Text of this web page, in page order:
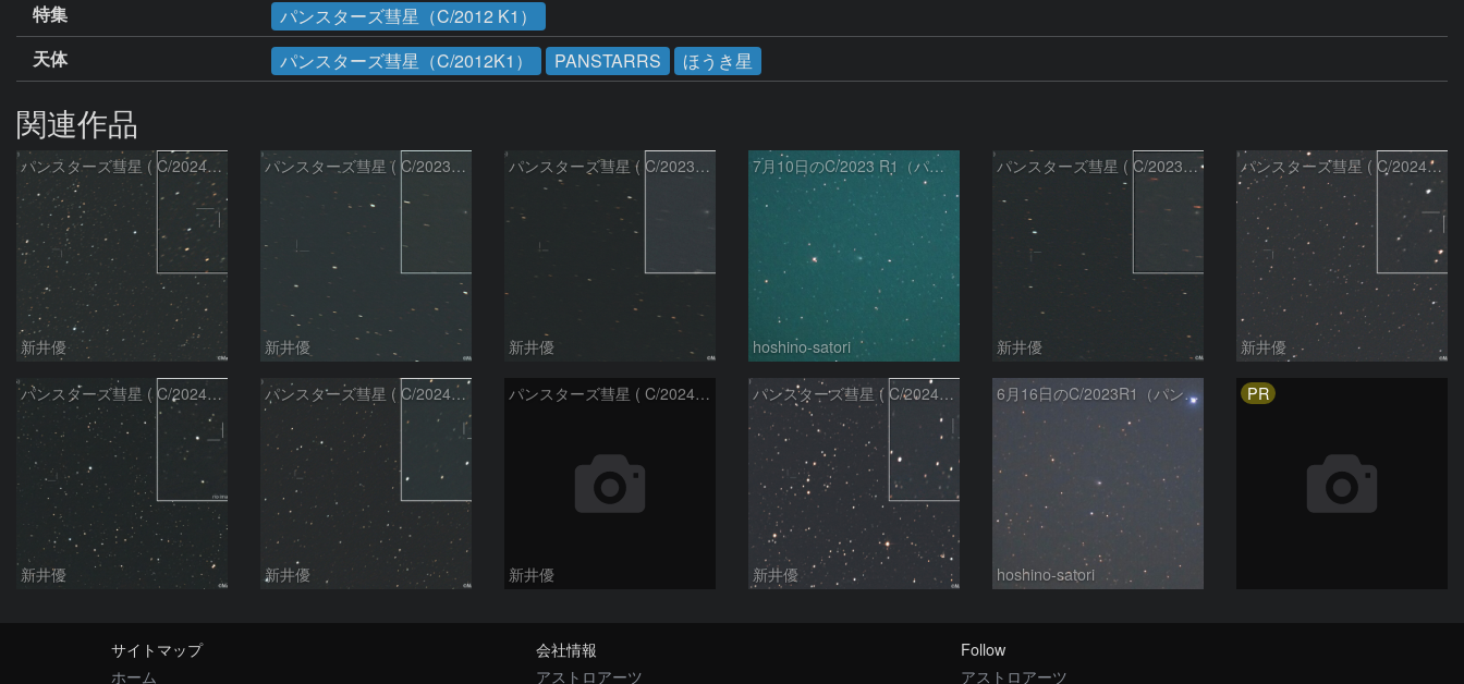
特集
パンスターズ彗星（C/2012 K1）
天体
パンスターズ彗星（C/2012K1） PANSTARRS ほうき星
関連作品
パンスターズ彗星 ( C/2024R4 )：2026/07/27
新井優
パンスターズ彗星 ( C/2023R1 )：2026/07/09
新井優
パンスターズ彗星 ( C/2023R1 ) ：2026/07/08
新井優
7月10日のC/2023 R1（パンスターズ彗星）
hoshino-satori
パンスターズ彗星 ( C/2023R1 ) ：2026/05/20
新井優
パンスターズ彗星 ( C/2024R4 )：2026/06/28
新井優
パンスターズ彗星 ( C/2024G4 )の予報位置：2026/06/23
新井優
パンスターズ彗星 ( C/2024R4 )：2026/06/23
新井優
パンスターズ彗星 ( C/2024G4 )：2026/05/30
新井優
パンスターズ彗星 ( C/2024R4 )：2026/05/30
新井優
6月16日のC/2023R1（パンスターズ彗星）
hoshino-satori
PR
サイトマップ
ホーム
会社情報
アストロアーツ
Follow
アストロアーツ